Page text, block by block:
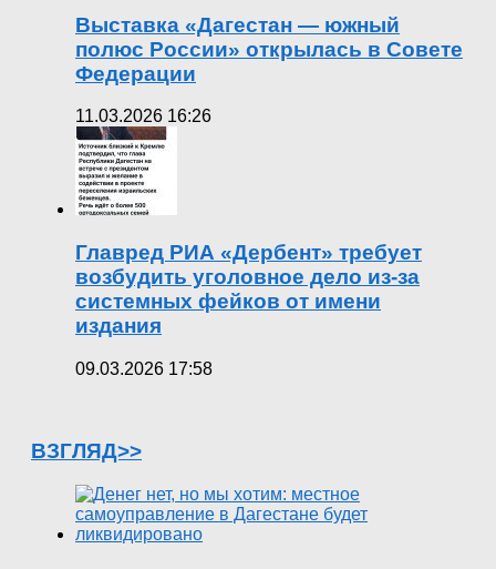
Выставка «Дагестан — южный
полюс России» открылась в Совете
Федерации
11.03.2026 16:26
Главред РИА «Дербент» требует
возбудить уголовное дело из-за
системных фейков от имени
издания
09.03.2026 17:58
ВЗГЛЯД>>